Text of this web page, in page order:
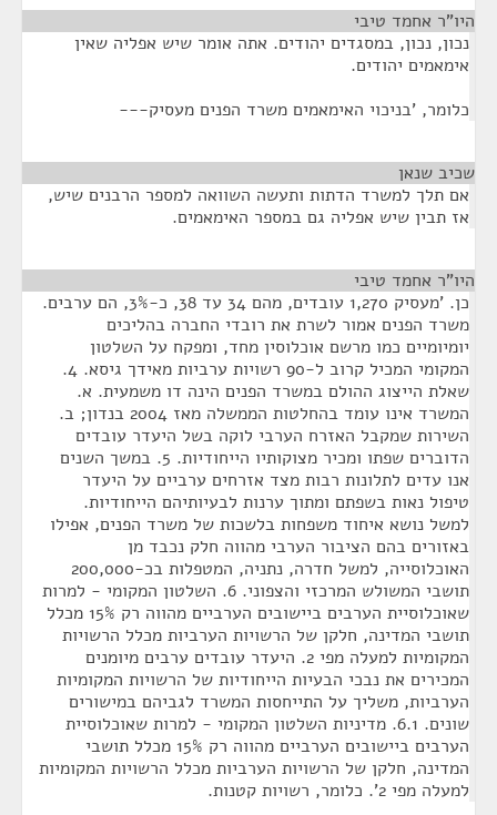
היו"ר אחמד טיבי
נכון, נכון, במסגדים יהודים. אתה אומר שיש אפליה שאין
אימאמים יהודים.
כלומר, 'בניכוי האימאמים משרד הפנים מעסיק---
שכיב שנאן
אם תלך למשרד הדתות ותעשה השוואה למספר הרבנים שיש,
אז תבין שיש אפליה גם במספר האימאמים.
היו"ר אחמד טיבי
כן. 'מעסיק 1,270 עובדים, מהם 34 עד 38, כ-3%, הם ערבים.
משרד הפנים אמור לשרת את רובדי החברה בהליכים
יומיומיים כמו מרשם אוכלוסין מחד, ומפקח על השלטון
המקומי המכיל קרוב ל-90 רשויות ערביות מאידך גיסא. 4.
שאלת הייצוג ההולם במשרד הפנים הינה דו משמעית. א.
המשרד אינו עומד בהחלטות הממשלה מאז 2004 בנדון; ב.
השירות שמקבל האזרח הערבי לוקה בשל היעדר עובדים
הדוברים שפתו ומכיר מצוקותיו הייחודיות. 5. במשך השנים
אנו עדים לתלונות רבות מצד אזרחים ערביים על היעדר
טיפול נאות בשפתם ומתוך ערנות לבעיותיהם הייחודיות.
למשל נושא איחוד משפחות בלשכות של משרד הפנים, אפילו
באזורים בהם הציבור הערבי מהווה חלק נכבד מן
האוכלוסייה, למשל חדרה, נתניה, המטפלות בכ-200,000
תושבי המשולש המרכזי והצפוני. 6. השלטון המקומי - למרות
שאוכלוסיית הערבים ביישובים הערביים מהווה רק 15% מכלל
תושבי המדינה, חלקן של הרשויות הערביות מכלל הרשויות
המקומיות למעלה מפי 2. היעדר עובדים ערבים מיומנים
המכירים את נבכי הבעיות הייחודיות של הרשויות המקומיות
הערביות, משליך על התייחסות המשרד לגביהם במישורים
שונים. 6.1. מדיניות השלטון המקומי - למרות שאוכלוסיית
הערבים ביישובים הערביים מהווה רק 15% מכלל תושבי
המדינה, חלקן של הרשויות הערביות מכלל הרשויות המקומיות
למעלה מפי 2'. כלומר, רשויות קטנות.